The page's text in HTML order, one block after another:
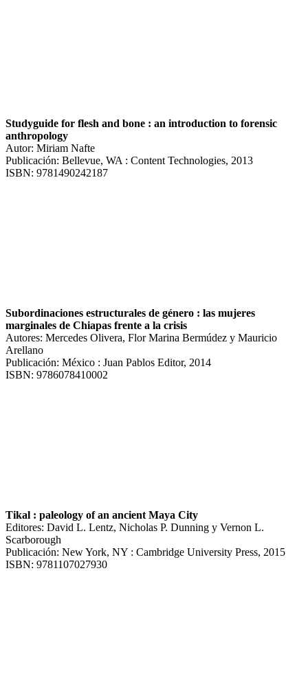
Studyguide for flesh and bone : an introduction to forensic
anthropology
Autor: Miriam Nafte
Publicación: Bellevue, WA : Content Technologies, 2013
ISBN: 9781490242187
Subordinaciones estructurales de género : las mujeres
marginales de Chiapas frente a la crisis
Autores: Mercedes Olivera, Flor Marina Bermúdez y Mauricio
Arellano
Publicación: México : Juan Pablos Editor, 2014
ISBN: 9786078410002
Tikal : paleology of an ancient Maya City
Editores: David L. Lentz, Nicholas P. Dunning y Vernon L.
Scarborough
Publicación: New York, NY : Cambridge University Press, 2015
ISBN: 9781107027930